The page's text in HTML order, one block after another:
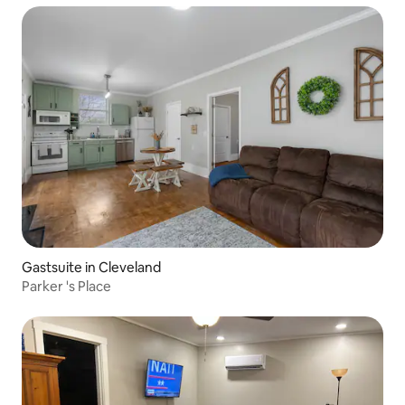
Gastsuite in Cleveland
Parker 's Place